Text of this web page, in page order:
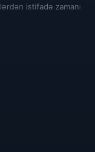
istifadə zamanı